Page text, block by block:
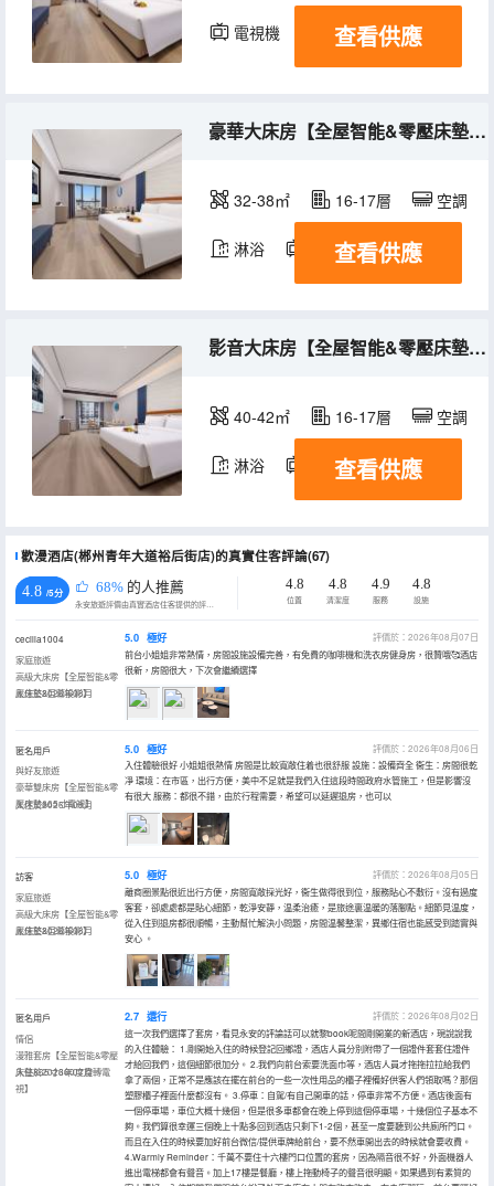
電視機 查看供應
豪華大床房【全屋智能&零壓床墊&65寸電視】
32-38㎡ 16-17層 空調
淋浴 電視機
查看供應
影音大床房【全屋智能&零壓床墊&巨幕投影】
40-42㎡ 16-17層 空調
淋浴 電視機
查看供應
歡漫酒店(郴州青年大道裕后街店)的真實住客評論(67)
4.8 /5分 68% 的人推薦
永安旅遊評價由真實酒店住客提供的評價。
4.8
位置
4.8
清潔度
4.9
服務
4.8
設施
cecilia1004
家庭旅遊
高級大床房【全屋智能&零
壓床墊&巨幕投影】
入住於2026年08月
5.0 極好
評價於：2026年08月07日
前台小姐姐非常熱情，房間設施設備完善，有免費的咖啡機和洗衣房健身房，很贊哦🥰酒店
很新，房間很大，下次會繼續選擇
匿名用戶
與好友旅遊
豪華雙床房【全屋智能&零
壓床墊&65寸電視】
入住於2026年08月
5.0 極好
評價於：2026年08月06日
入住體驗很好 小姐姐很熱情 房間是比較寬敞住着也很舒服 設施：設備齊全 衞生：房間很乾
凈 環境：在市區，出行方便，美中不足就是我們入住這段時間政府水管施工，但是影響沒
有很大 服務：都很不錯，由於行程需要，希望可以延遲退房，也可以
訪客
家庭旅遊
高級大床房【全屋智能&零
壓床墊&巨幕投影】
入住於2026年08月
5.0 極好
評價於：2026年08月05日
離商圈景點很近出行方便，房間寬敞採光好，衞生做得很到位，服務貼心不敷衍。沒有過度
客套，卻處處都是貼心細節，乾淨安靜，温柔治癒，是旅途裏温暖的落腳點。細節見温度，
從入住到退房都很順暢，主動幫忙解決小問題，房間温馨整潔，異鄉住宿也能感受到踏實與
安心 。
匿名用戶
情侶
漫雅套房【全屋智能&零壓
床墊&65寸360度旋轉電
視】
入住於2026年07月
2.7 還行
評價於：2026年08月02日
這一次我們選擇了套房，看見永安的評論話可以就黎book呢間剛開業的新酒店，現說說我
的入住體驗： 1.剛開始入住的時候登記回鄉證，酒店人員分別附帶了一個證件套套住證件
才給回我們，這個細節很加分。 2.我們向前台索要洗面巾等，酒店人員才拖拖拉拉給我們
拿了兩個，正常不是應該在擺在前台的一些一次性用品的櫃子裡備好供客人們領取嗎？那個
塑膠櫃子裡面什麼都沒有。 3.停車：自駕/有自己開車的話，停車非常不方便。酒店後面有
一個停車場，車位大概十幾個，但是很多車都會在晚上停到這個停車場，十幾個位子基本不
夠。我們算很幸運三個晚上十點多回到酒店只剩下1-2個，甚至一度要聽到公共廁所門口。
而且在入住的時候要加好前台微信/提供車牌給前台，要不然車開出去的時候就會要收費。
4.Warmly Reminder：千萬不要住十六樓門口位置的套房，因為隔音很不好，外面機器人
進出電梯都會有聲音。加上17樓是餐廳，樓上拖動椅子的聲音很明顯。如果遇到有素質的